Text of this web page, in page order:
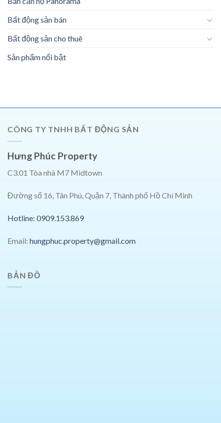
Bất động sản bán
Bất động sản cho thuê
Sản phẩm nổi bật
CÔNG TY TNHH BẤT ĐỘNG SẢN
Hưng Phúc Property
C3.01 Tòa nhà M7 Midtown
Đường số 16, Tân Phú, Quận 7, Thành phố Hồ Chí Minh
Hotline: 0909.153.869
Email: hungphuc.property@gmail.com
BẢN ĐỒ